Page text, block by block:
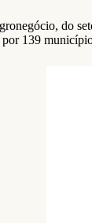
do
por 139